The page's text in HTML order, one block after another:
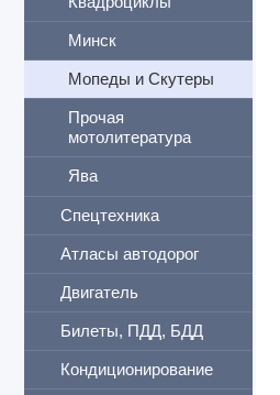
Минск
Мопеды и Скутеры
Прочая
мотолитература
Ява
Спецтехника
Атласы автодорог
Двигатель
Билеты, ПДД, БДД
Кондиционирование